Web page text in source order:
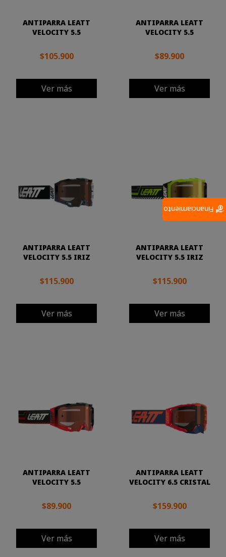
ANTIPARRA LEATT
VELOCITY 5.5
$105.900
Ver más
ANTIPARRA LEATT
VELOCITY 5.5
$89.900
Ver más
ANTIPARRA LEATT
VELOCITY 5.5 IRIZ
$115.900
Ver más
ANTIPARRA LEATT
VELOCITY 5.5 IRIZ
$115.900
Ver más
ANTIPARRA LEATT
VELOCITY 5.5
$89.900
Ver más
ANTIPARRA LEATT
VELOCITY 6.5 CRISTAL
$159.900
Ver más
Financiamiento